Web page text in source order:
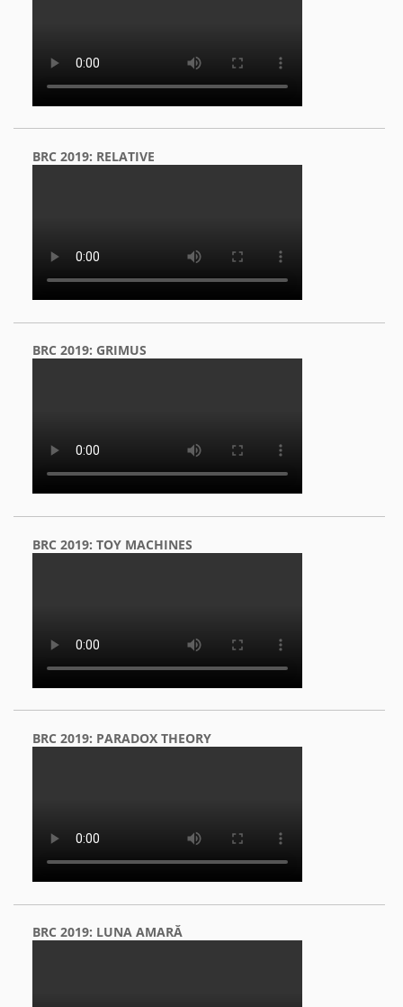
BRC 2019: RELATIVE
BRC 2019: GRIMUS
BRC 2019: TOY MACHINES
BRC 2019: PARADOX THEORY
BRC 2019: LUNA AMARĂ